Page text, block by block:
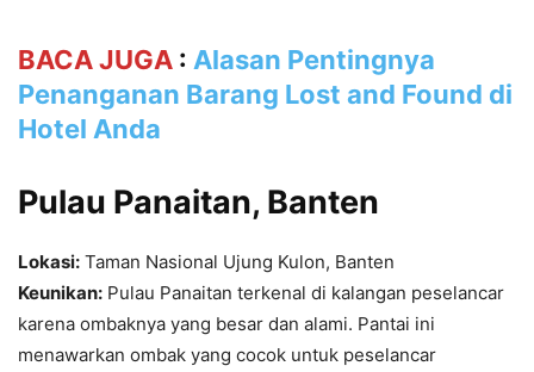
BACA JUGA : Alasan Pentingnya
Penanganan Barang Lost and Found di
Hotel Anda
Pulau Panaitan, Banten
Lokasi: Taman Nasional Ujung Kulon, Banten
Keunikan: Pulau Panaitan terkenal di kalangan peselancar
karena ombaknya yang besar dan alami. Pantai ini
menawarkan ombak yang cocok untuk peselancar